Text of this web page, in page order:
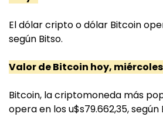
El dólar cripto o dólar Bitcoin
según Bitso.
Valor de Bitcoin hoy, miércoles
Bitcoin, la criptomoneda más
opera en los u$s79.662,35, según